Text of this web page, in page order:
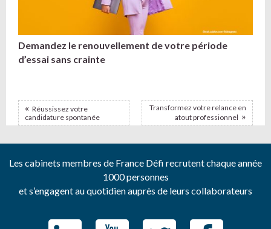
Demandez le renouvellement de votre période
d’essai sans crainte
Transformez votre relance en
atout professionnel
Réussissez votre
candidature spontanée
Les cabinets membres de France Défi recrutent chaque année
1000 personnes
et s’engagent au quotidien auprès de leurs collaborateurs